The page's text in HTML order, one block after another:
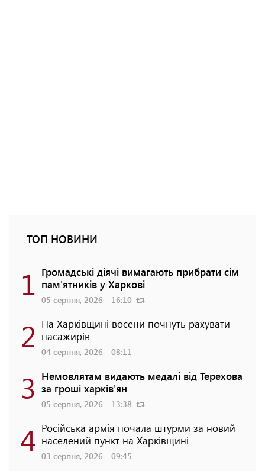
ТОП НОВИНИ
1 Громадські діячі вимагають прибрати сім
пам'ятників у Харкові
05 серпня, 2026 - 16:10
2 На Харківщині восени почнуть рахувати
пасажирів
04 серпня, 2026 - 08:11
3 Немовлятам видають медалі від Терехова
за гроші харків'ян
05 серпня, 2026 - 13:38
4 Російська армія почала штурми за новий
населений пункт на Харківщині
03 серпня, 2026 - 09:45